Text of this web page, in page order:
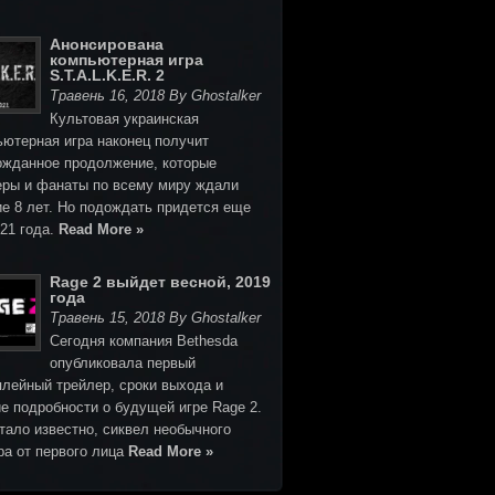
Анонсирована
компьютерная игра
S.T.A.L.K.E.R. 2
Травень 16, 2018 By Ghostalker
Культовая украинская
игра наконец получит
продолжение, которые
и фанаты по всему миру ждали
8 лет. Но подождать придется еще
года. Read More »
Rage 2 выйдет весной, 2019
года
Травень 15, 2018 By Ghostalker
Cегодня компания Bethesda
опубликовала первый
трейлер, сроки выхода и
подробности о будущей игре Rage 2.
известно, сиквел необычного
от первого лица Read More »